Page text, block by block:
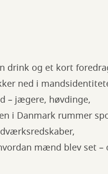
drink og et kort
ned i
– jægere, høvdinge,
i Danmark rummer
mænd blev set –